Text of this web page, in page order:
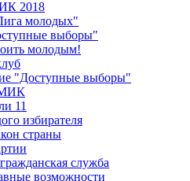
2018
молодых"
выборы"
молодым!
"Доступные выборы"
МИК
11
избирателя
страны
служба
возможности